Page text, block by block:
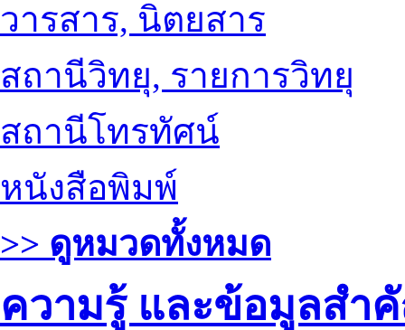
วารสาร, นิตยสาร
สถานีวิทยุ, รายการวิทยุ
สถานีโทรทัศน์
หนังสือพิมพ์
>> ดูหมวดทั้งหมด
ความรู้ และข้อมูลสำ